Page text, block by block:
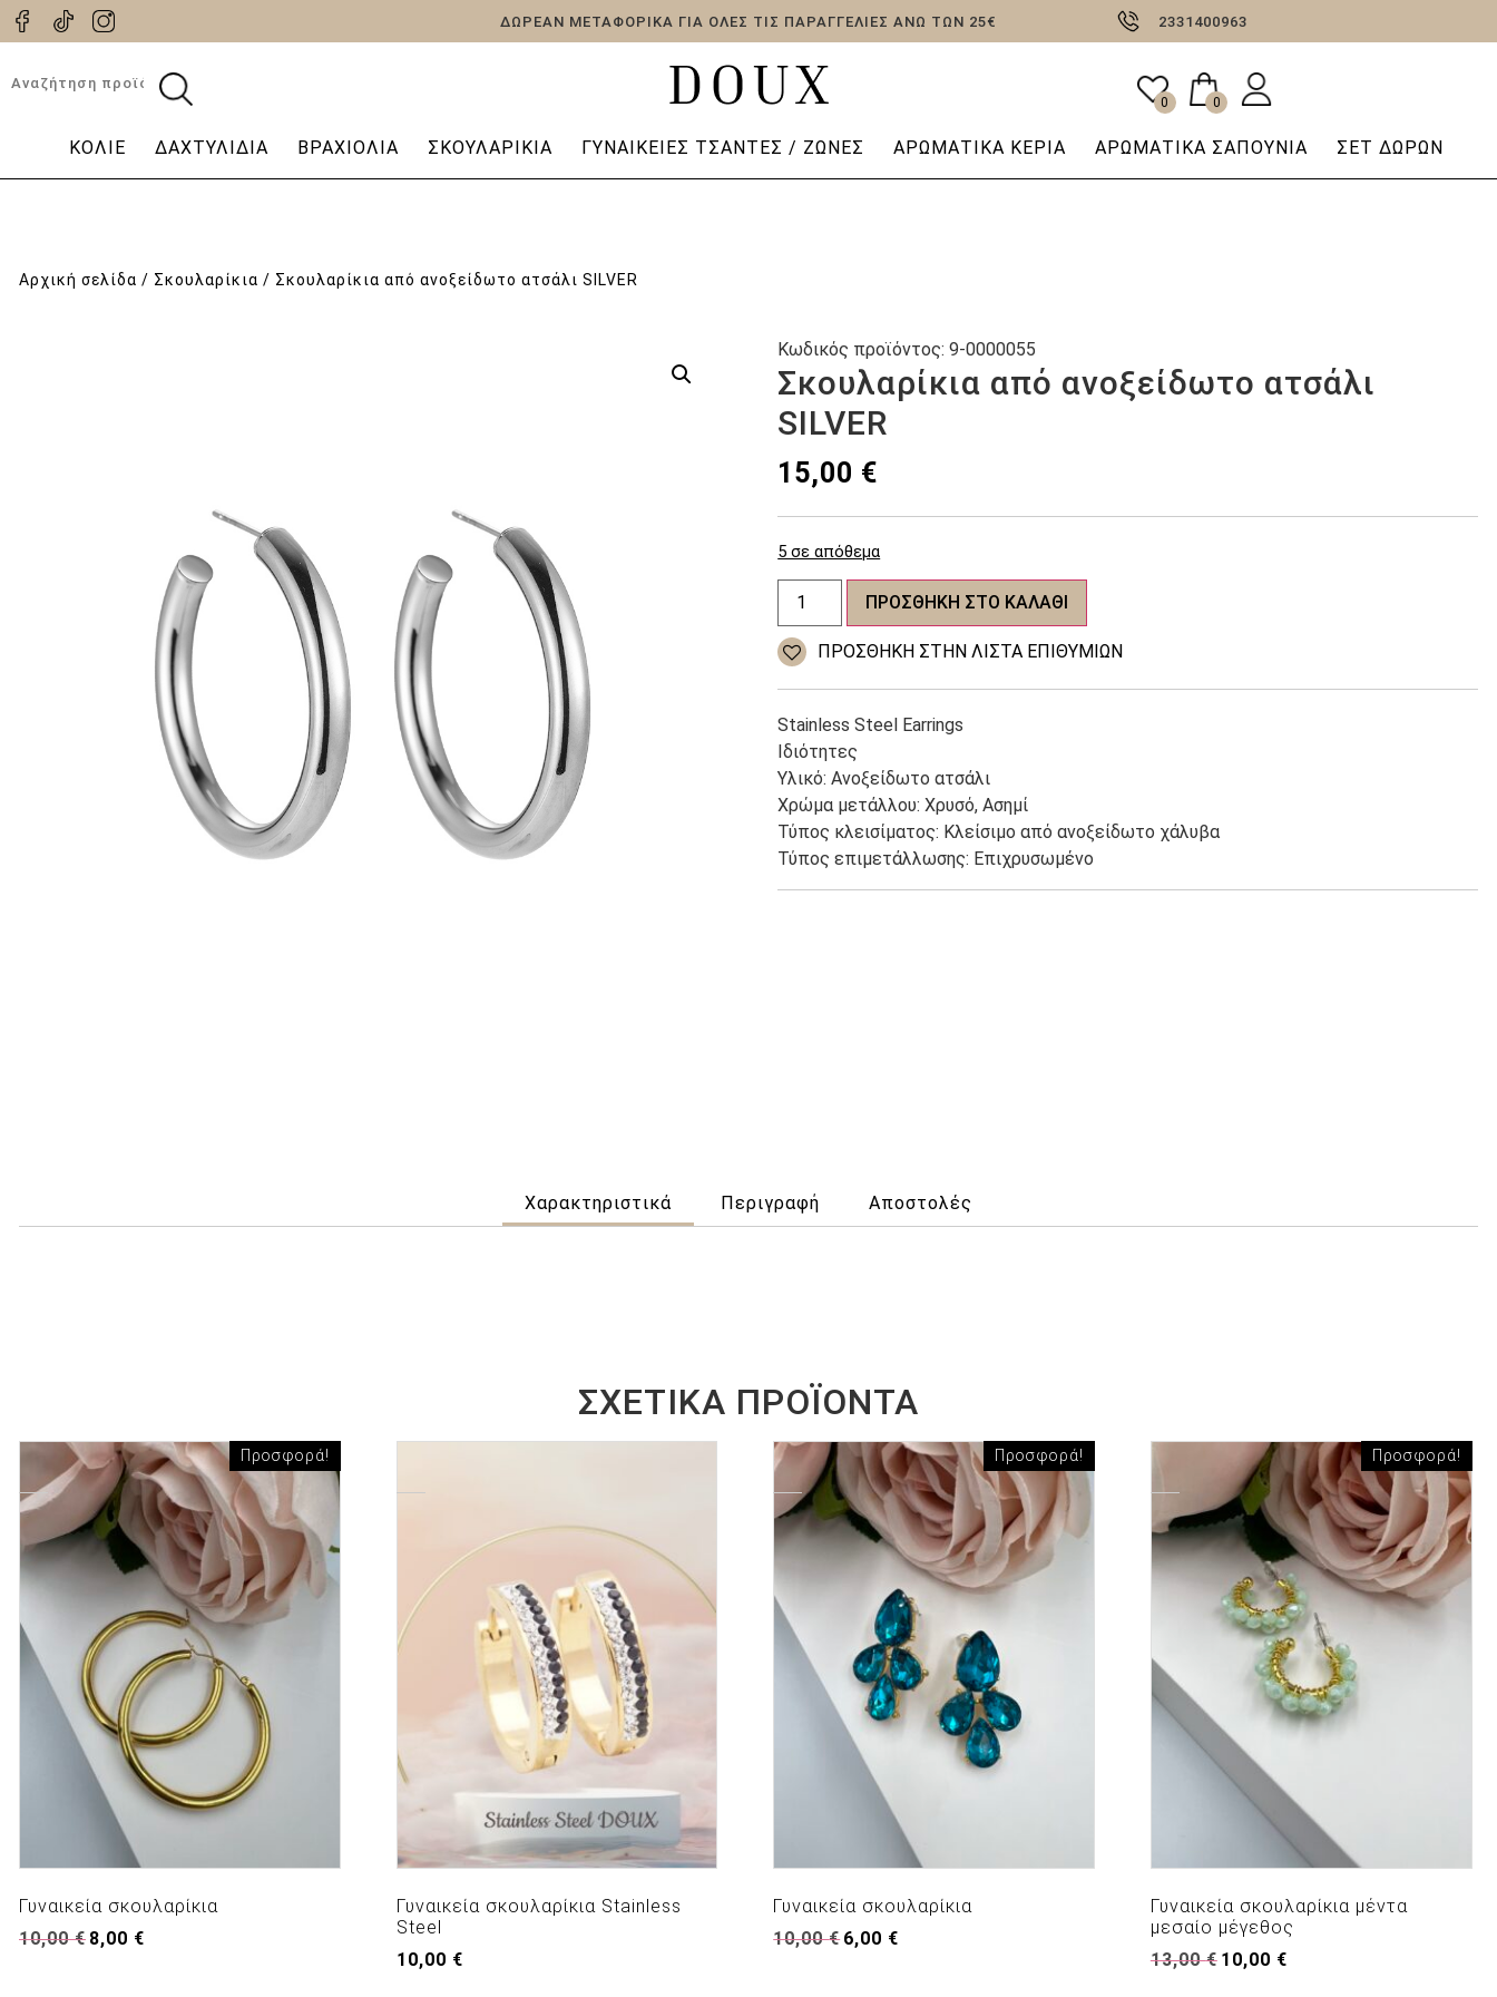
ΔΩΡΕΑΝ ΜΕΤΑΦΟΡΙΚΑ ΓΙΑ ΟΛΕΣ ΤΙΣ ΠΑΡΑΓΓΕΛΙΕΣ ΑΝΩ ΤΩΝ 25€ 2331400963
Αναζήτηση
0 0
ΚΟΛΙΈ ΔΑΧΤΥΛΊΔΙΑ ΒΡΑΧΙΌΛΙΑ ΣΚΟΥΛΑΡΊΚΙΑ ΓΥΝΑΙΚΕΊΕΣ ΤΣΆΝΤΕΣ / ΖΏΝΕΣ ΑΡΩΜΑΤΙΚΆ ΚΕΡΙΆ AΡΩΜΑΤΙΚΆ ΣΑΠΟΎΝΙΑ ΣΕΤ ΔΩΡΩΝ
Αρχική σελίδα / Σκουλαρίκια / Σκουλαρίκια από ανοξείδωτο ατσάλι SILVER
Σκουλαρίκια από ανοξείδωτο ατσάλι
SILVER
15,00 €
Stainless Steel Earrings
Ιδιότητες
Υλικό: Ανοξείδωτο ατσάλι
Χρώμα μετάλλου: Χρυσό, Ασημί
Τύπος κλεισίματος: Κλείσιμο από ανοξείδωτο χάλυβα
Τύπος επιμετάλλωσης: Επιχρυσωμένο
5 σε απόθεμα
Σκουλαρίκια
από
ανοξείδωτο
ατσάλι
SILVER
ΠΡΟΣΘΉΚΗ ΣΤΟ ΚΑΛΆΘΙ
ΠΡΌΣΘΉΚΗ ΣΤΗΝ ΛΊΣΤΑ ΕΠΙΘΥΜΙΏΝ
Κωδικός προϊόντος:9-0000055
Χαρακτηριστικά Περιγραφή Αποστολές
ΣΧΕΤΙΚΆ ΠΡΟΪΌΝΤΑ
Προσφορά!
Γυναικεία σκουλαρίκια
10,00€ Original
8,00 €
Γυναικεία σκουλαρίκια Stainless
Steel
10,00 €
Προσφορά!
Γυναικεία σκουλαρίκια
10,00€ Original
6,00 €
Προσφορά!
Γυναικεία σκουλαρίκια μέντα
μεσαίο μέγεθος
13,00€ Original
10,00 €Η